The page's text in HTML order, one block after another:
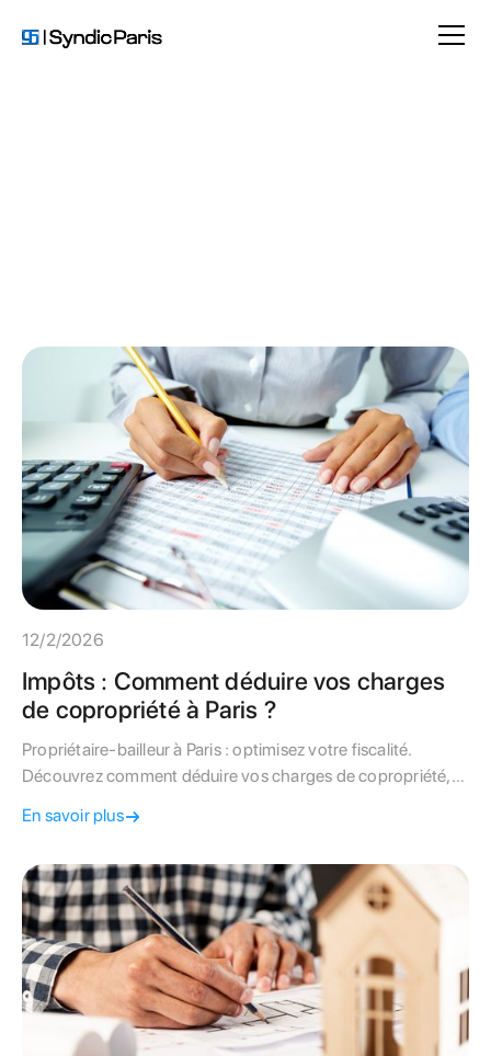
12/2/2026
Impôts : Comment déduire vos charges
de copropriété à Paris ?
Propriétaire-bailleur à Paris : optimisez votre fiscalité.
Découvrez comment déduire vos charges de copropriété,
revenus et maximiser votre déficit foncier avec Syndic-
En savoir plus